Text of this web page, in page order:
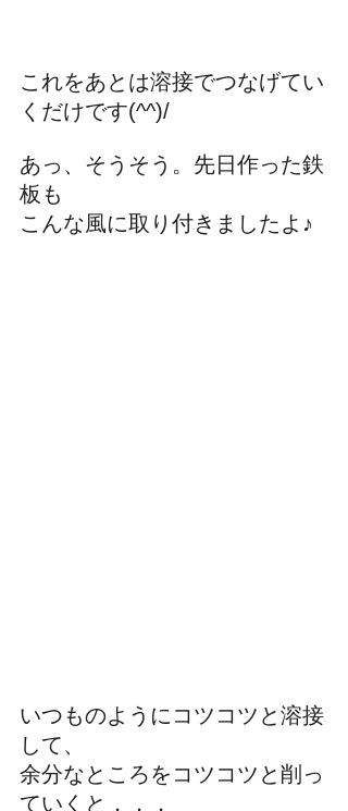
これをあとは溶接でつなげてい
くだけです(^^)/
あっ、そうそう。先日作った鉄
板も
こんな風に取り付きましたよ♪
いつものようにコツコツと溶接
して、
余分なところをコツコツと削っ
ていくと．．．